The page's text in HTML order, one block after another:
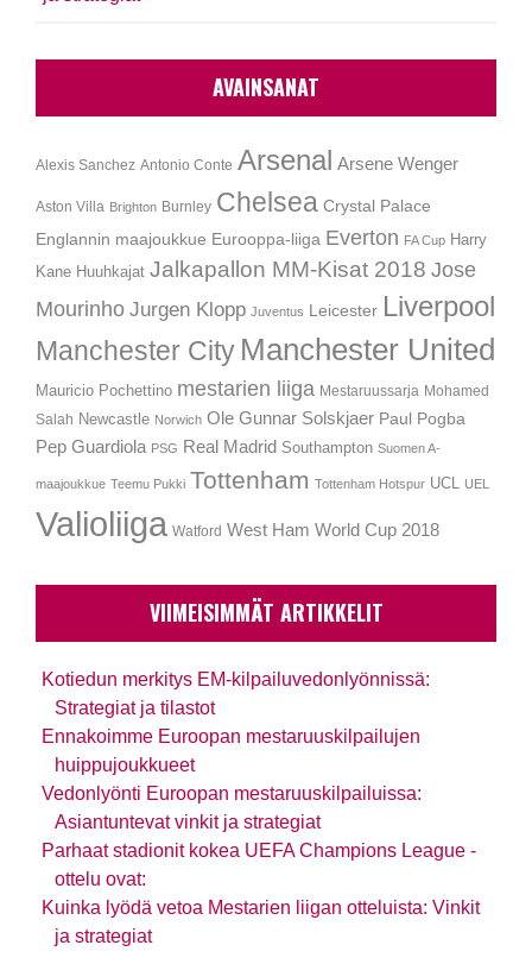
AVAINSANAT
Alexis Sanchez Antonio Conte Arsenal Arsene Wenger
Aston Villa Brighton Burnley Chelsea Crystal Palace
Englannin maajoukkue Eurooppa-liiga Everton FA Cup Harry
Kane Huuhkajat Jalkapallon MM-Kisat 2018 Jose
Mourinho Jurgen Klopp Juventus Leicester Liverpool
Manchester City Manchester United
Mauricio Pochettino mestarien liiga Mestaruussarja Mohamed
Salah Newcastle Norwich Ole Gunnar Solskjaer Paul Pogba
Pep Guardiola PSG Real Madrid Southampton Suomen A-
maajoukkue Teemu Pukki Tottenham Tottenham Hotspur UCL UEL
Valioliiga Watford West Ham World Cup 2018
VIIMEISIMMÄT ARTIKKELIT
Kotiedun merkitys EM-kilpailuvedonlyönnissä:
Strategiat ja tilastot
Ennakoimme Euroopan mestaruuskilpailujen
huippujoukkueet
Vedonlyönti Euroopan mestaruuskilpailuissa:
Asiantuntevat vinkit ja strategiat
Parhaat stadionit kokea UEFA Champions League -
ottelu ovat:
Kuinka lyödä vetoa Mestarien liigan otteluista: Vinkit
ja strategiat